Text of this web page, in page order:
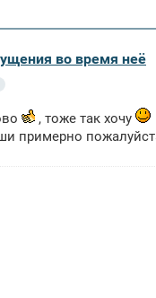
во время неё
, тоже так хочу
примерно